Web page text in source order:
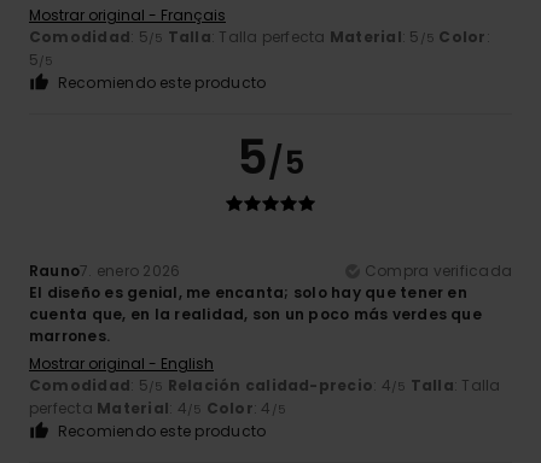
Mostrar original - Français
Comodidad: 5/5 Talla: Talla perfecta Material: 5 /5 Color:
5/5
Recomiendo este producto
5/5
Rauno7. enero 2026
Compra verificada
El diseño es genial, me encanta; solo hay que tener en
cuenta que, en la realidad, son un poco más verdes que
marrones.
Mostrar original - English
Comodidad: 5/5 Relación calidad-precio: 4/5 Talla: Talla
perfecta Material: 4/5 Color: 4 /5
Recomiendo este producto